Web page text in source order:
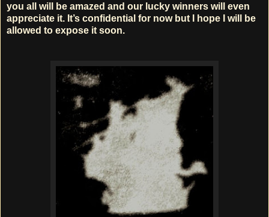
you all will be amazed and our lucky winners will even
appreciate it. It’s confidential for now but I hope I will be
allowed to expose it soon.